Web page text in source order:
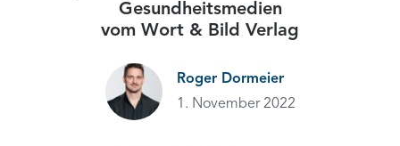
Gesundheitsmedien
vom Wort & Bild Verlag
Roger Dormeier
1. November 2022